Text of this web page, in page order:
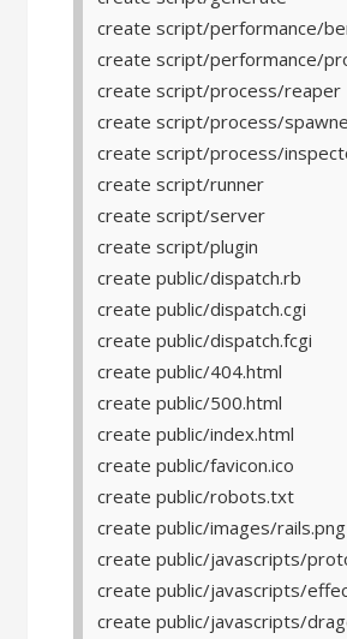
create script/performance/
create script/performance/
create script/process/reaper
create script/process/
create script/process/
create script/runner
create script/server
create script/plugin
create public/dispatch.rb
create public/dispatch.cgi
create public/dispatch.fcgi
create public/404.html
create public/500.html
create public/index.html
create public/favicon.ico
create public/robots.txt
create public/images/rails.png
create public/javascripts/
create public/javascripts/
create public/javascripts/